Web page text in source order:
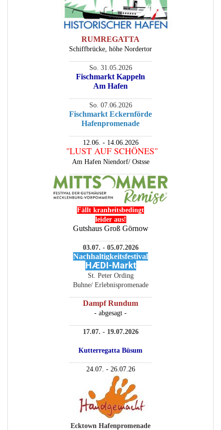
RUMREGATTA
Schiffbrücke, höhe Nordertor
So. 31.05.2026
Fischmarkt Kappeln
Am Hafen
So. 07.06.2026
Fischmarkt Eckernförde
Hafenpromenade
12.06. - 14.06.2026
"LUST AUF SCHÖNES"
Am Hafen Niendorf/ Ostsse
Fällt kranheitsbedingt
leider aus!
Gutshaus Groß Görnow
03.07. - 05.07.2026
Nachhaltigkeitsfestival
HÆDI-Markt
St. Peter Ording
Buhne/ Erlebnispromenade
Dampf Rundum
- abgesagt -
17.07. - 19.07.2026
Kutterregatta Büsum
24.07. - 26.07.26
Ecktown Hafenpromenade